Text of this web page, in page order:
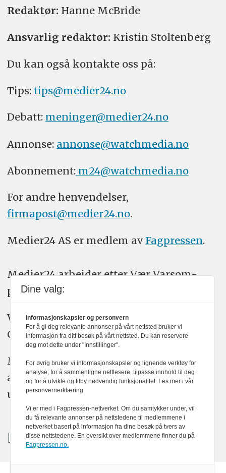
Redaktør: Hanne McBride
Ansvarlig redaktør: Kristin Stoltenberg
Du kan også kontakte oss på:
Tips: tips@medier24.no
Debatt: meninger@medier24.no
Annonse: annonse@watchmedia.no
Abonnement:m24@watchmedia.no
For andre henvendelser,
firmapost@medier24.no.
Medier24 AS er medlem av Fagpressen.
Medier24 arbeider etter Vær Varsom-
plakatens regler for god presseskikk.
Vi bruker KI-verktøy som ChatGPT,
Claude, og Gemini i journalistikken vår.
Medier24s redaksjon har alltid det fulle
ansvar for publisert innhold, med eller
uten bruk av kunstig intelligens.
Dine valg:
Informasjonskapsler og personvern
For å gi deg relevante annonser på vårt nettsted bruker vi
informasjon fra ditt besøk på vårt nettsted. Du kan reservere
deg mot dette under "Innstillinger".
For øvrig bruker vi informasjonskapsler og lignende verktøy for
analyse, for å sammenligne nettlesere, tilpasse innhold til deg
og for å utvikle og tilby nødvendig funksjonalitet. Les mer i vår
personvernerklæring.
Vi er med i Fagpressen-nettverket. Om du samtykker under, vil
du få relevante annonser på nettstedene til medlemmene i
nettverket basert på informasjon fra dine besøk på tvers av
disse nettstedene. En oversikt over medlemmene finner du på
Fagpressen.no.